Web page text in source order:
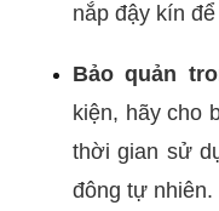
nắp đậy kín
Bảo quản
kiện, hãy cho
thời gian sử
đông tự nhiên.